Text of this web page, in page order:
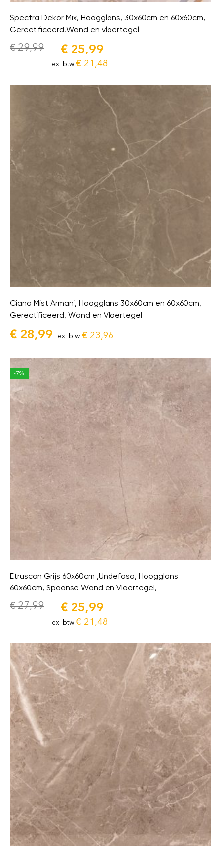
Spectra Dekor Mix, Hoogglans, 30x60cm en 60x60cm,
Gerectificeerd.Wand en vloertegel
€29,99 € 25,99
ex. btw € 21,48
Ciana Mist Armani, Hoogglans 30x60cm en 60x60cm,
Gerectificeerd, Wand en Vloertegel
€ 28,99 ex. btw € 23,96
-7%
Etruscan Grijs 60x60cm ,Undefasa, Hoogglans
60x60cm, Spaanse Wand en Vloertegel,
€27,99 € 25,99
ex. btw € 21,48